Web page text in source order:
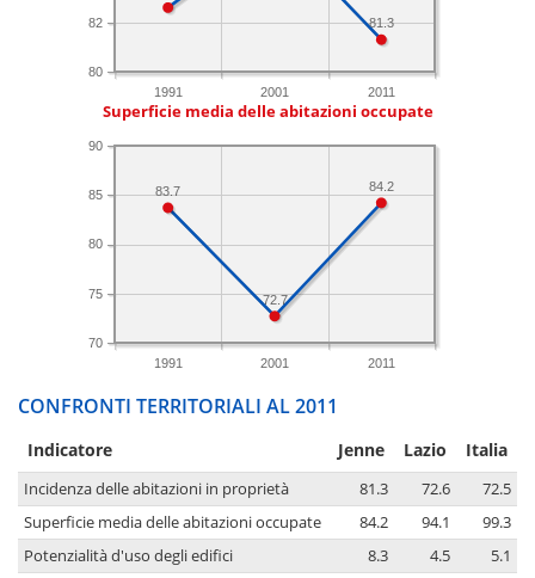
1991 2001 2011
80
82 81.3
Superficie media delle abitazioni occupate
1991 2001 2011
70
75
80
85
90
84.2
72.7
83.7
CONFRONTI TERRITORIALI AL 2011
Indicatore Jenne Lazio Italia
Incidenza delle abitazioni in proprietà 81.3 72.6
72.5
Superficie media delle abitazioni occupate
84.2 94.1
99.3
Potenzialità d'uso degli edifici
8.3 4.5
5.1